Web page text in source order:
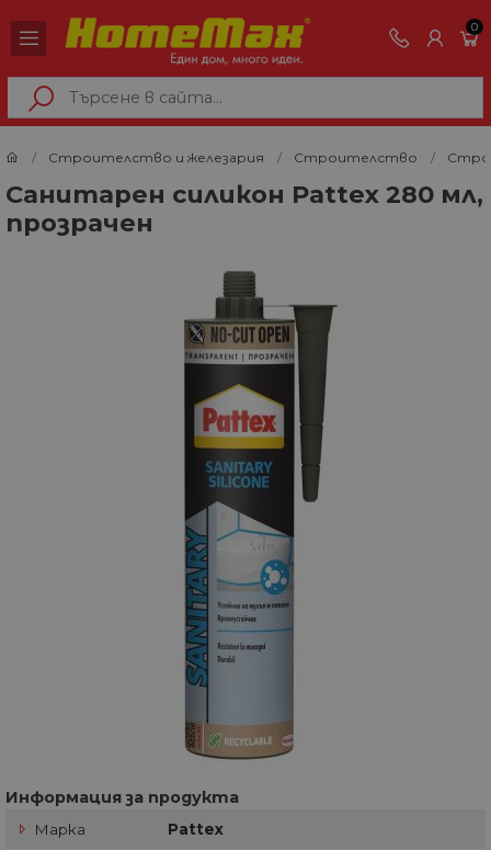
0
Строителство и железария Строителство
Санитарен силикон Pattex 280 мл,
прозрачен
Информация за продукта
Марка Pattex